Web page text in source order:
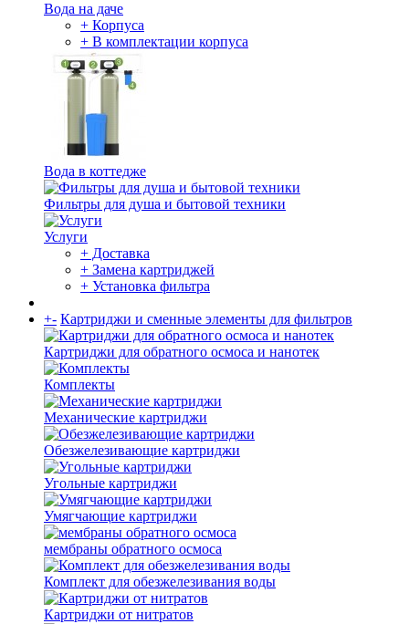
Вода на даче
+ Корпуса
+ В комплектации корпуса
Вода в коттедже
Фильтры для душа и бытовой техники
Услуги
+ Доставка
+ Замена картриджей
+ Установка фильтра
+- Картриджи и сменные элементы для фильтров
Картриджи для обратного осмоса и нанотек
Комплекты
Механические картриджи
Обезжелезивающие картриджи
Угольные картриджи
Умягчающие картриджи
мембраны обратного осмоса
Комплект для обезжелезивания воды
Картриджи от нитратов